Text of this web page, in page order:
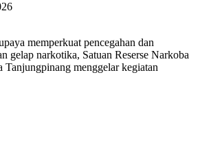
memperkuat pencegahan dan
gelap narkotika, Satuan Reserse Narkoba
Tanjungpinang menggelar kegiatan